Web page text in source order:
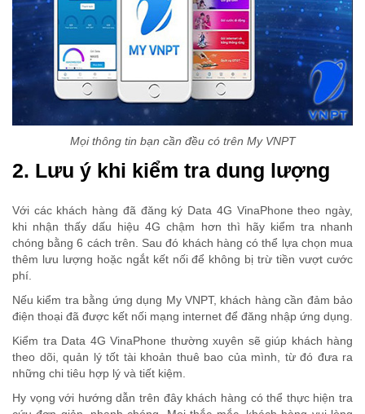
Mọi thông tin bạn cần đều có trên My VNPT
2. Lưu ý khi kiểm tra dung lượng
Với các khách hàng đã đăng ký Data 4G VinaPhone theo ngày,
khi nhận thấy dấu hiệu 4G chậm hơn thì hãy kiểm tra nhanh
chóng bằng 6 cách trên. Sau đó khách hàng có thể lựa chọn mua
thêm lưu lượng hoặc ngắt kết nối để không bị trừ tiền vượt cước
phí.
Nếu kiểm tra bằng ứng dụng My VNPT, khách hàng cần đảm bảo
điện thoại đã được kết nối mạng internet để đăng nhập ứng dụng.
Kiểm tra Data 4G VinaPhone thường xuyên sẽ giúp khách hàng
theo dõi, quản lý tốt tài khoản thuê bao của mình, từ đó đưa ra
những chi tiêu hợp lý và tiết kiệm.
Hy vọng với hướng dẫn trên đây khách hàng có thể thực hiện tra